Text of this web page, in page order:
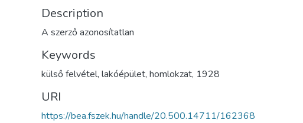
Description
A szerző azonosítatlan
Keywords
külső felvétel, lakóépület, homlokzat, 1928
URI
https://bea.fszek.hu/handle/20.500.14711/162368